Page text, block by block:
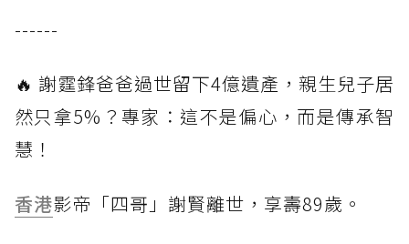
------
🔥 謝霆鋒爸爸過世留下4億遺產，親生兒子居
然只拿5%？專家：這不是偏心，而是傳承智
慧！
香港影帝「四哥」謝賢離世，享壽89歲。